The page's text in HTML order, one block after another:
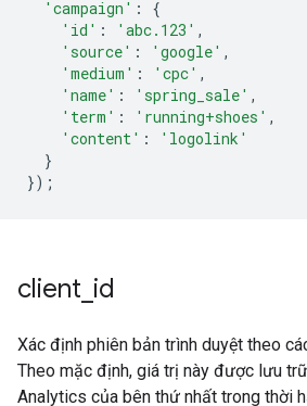
'campaign' :
{
'id' : 'abc.123' ,
'source' : 'google' ,
'medium' : 'cpc' ,
'name' : 'spring_sale' ,
'term' : 'running+shoes' ,
'content' :
'logolink'
}
});
client id
Xác định phiên bản trình duyệt theo
Theo mặc định, giá trị này được lưu
Analytics của bên thứ nhất trong thời